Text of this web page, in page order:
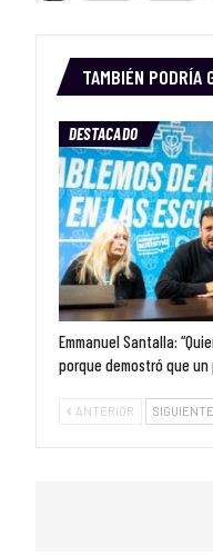
TAMBIÉN PODRÍA
DESTACADO
Emmanuel Santalla:
porque demostró que
ANTERIOR SIGUIENTE